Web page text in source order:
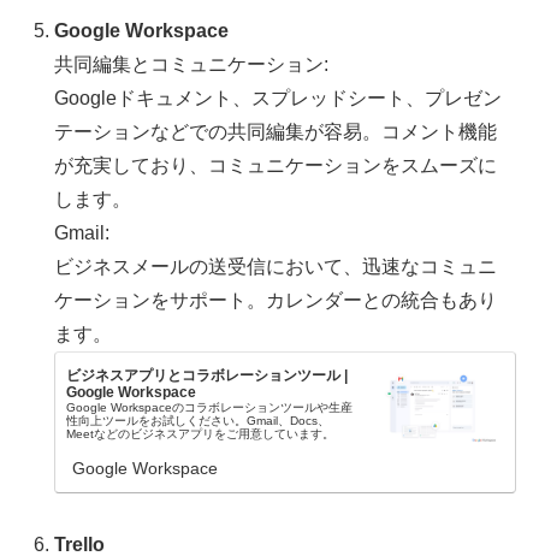
Google Workspace
共同編集とコミュニケーション:
Googleドキュメント、スプレッドシート、プレゼン
テーションなどでの共同編集が容易。コメント機能
が充実しており、コミュニケーションをスムーズに
します。
Gmail:
ビジネスメールの送受信において、迅速なコミュニ
ケーションをサポート。カレンダーとの統合もあり
ます。
ビジネスアプリとコラボレーションツール |
Google Workspace
Google Workspaceのコラボレーションツールや生産
性向上ツールをお試しください。Gmail、Docs、
Meetなどのビジネスアプリをご用意しています。
Google Workspace
Trello